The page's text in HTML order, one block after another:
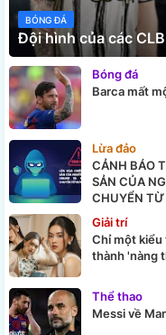
BÓNG ĐÁ
Đội hình của các
Bóng đá
Barca mất
Lừa đảo
CẢNH BÁO
SẢN CỦA
CHUYỂN
Giải trí
Chỉ một kiểu
thành 'nàng
Thể thao
Messi về